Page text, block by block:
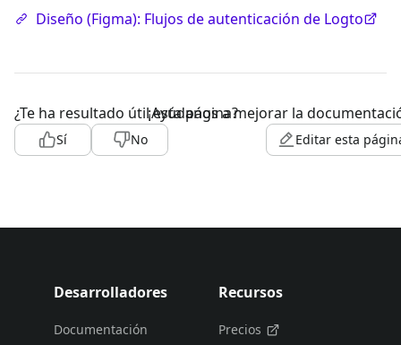
Diseño (Figma): Flujos de autenticación de Logto
¿Te ha resultado útil esta página?
Sí No
¡Ayúdanos a mejorar la
Editar esta
Desarrolladores
Documentación
Recursos
Precios